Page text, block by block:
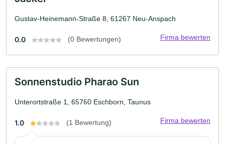
Gustav-Heinemann-Straße 8, 61267 Neu-Anspach
0.0 (0 Bewertungen) Firma bewerten
Sonnenstudio Pharao Sun
Unterortstraße 1, 65760 Eschborn, Taunus
1.0 (1 Bewertung) Firma bewerten